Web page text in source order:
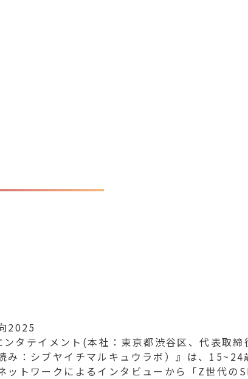
2025
タテイメント(本社：東京都渋谷区、代表取
み：シブヤイチマルキュウラボ）』は、
トワークによるインタビューから「Z世代の